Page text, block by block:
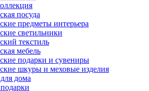
посуда
предметы интерьера
светильники
текстиль
мебель
подарки и сувениры
шкуры и меховые изделия
дома